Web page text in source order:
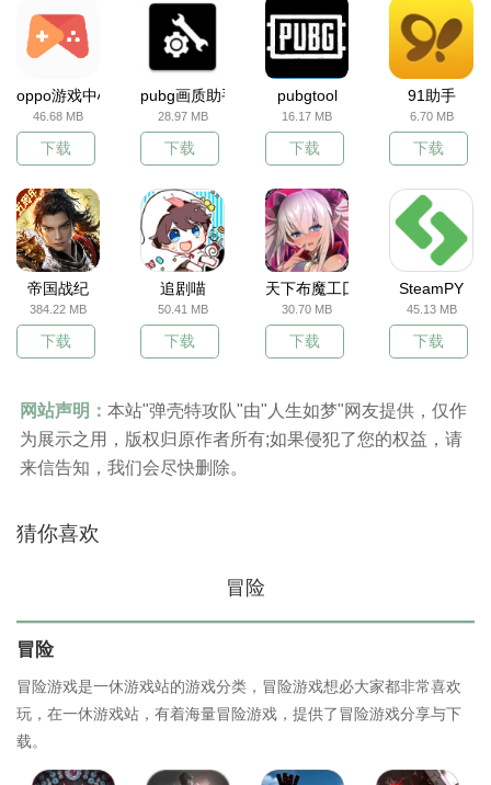
oppo游戏中心
46.68 MB
下载
pubg画质助手
28.97 MB
下载
pubgtool
16.17 MB
下载
91助手
6.70 MB
下载
帝国战纪
384.22 MB
下载
追剧喵
50.41 MB
下载
天下布魔工囗服
30.70 MB
下载
SteamPY
45.13 MB
下载
网站声明： 本站"弹壳特攻队"由"人生如梦"网友提供，仅作
为展示之用，版权归原作者所有;如果侵犯了您的权益，请
来信告知，我们会尽快删除。
猜你喜欢
冒险
冒险
冒险游戏是一休游戏站的游戏分类，冒险游戏想必大家都非常喜欢
玩，在一休游戏站，有着海量冒险游戏，提供了冒险游戏分享与下
载。